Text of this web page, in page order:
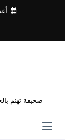
صحيفة تهتم